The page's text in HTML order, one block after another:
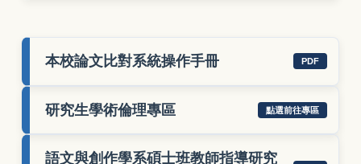
本校論文比對系統操作手冊 PDF
研究生學術倫理專區 點選前往專區
語文與創作學系碩士班教師指導研究